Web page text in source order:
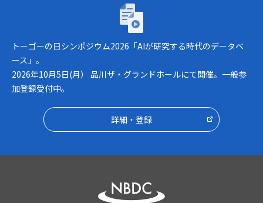
トーゴーの日シンポジウム2026「AIが研究
トーゴーの日シンポジウム2026「AIが研究する時代のデータベ
ース」。
2026年10月5日(月） 品川ザ・グランドホールにて開催。一般参
加登録受付中。
詳細・登録